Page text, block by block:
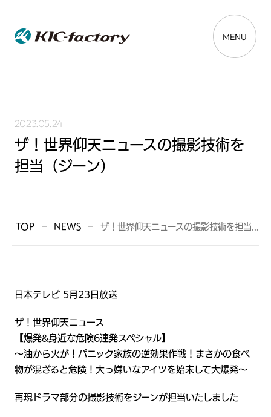
MENU
2023.05.24
ザ！世界仰天ニュースの撮影技術を
担当（ジーン）
TOP NEWS ザ！世界仰天ニュースの撮影技術を担当...
日本テレビ 5月23日放送
ザ！世界仰天ニュース
【爆発&身近な危険6連発スペシャル】
～油から火が！パニック家族の逆効果作戦！まさかの食べ
物が混ざると危険！大っ嫌いなアイツを始末して大爆発～
再現ドラマ部分の撮影技術をジーンが担当いたしました